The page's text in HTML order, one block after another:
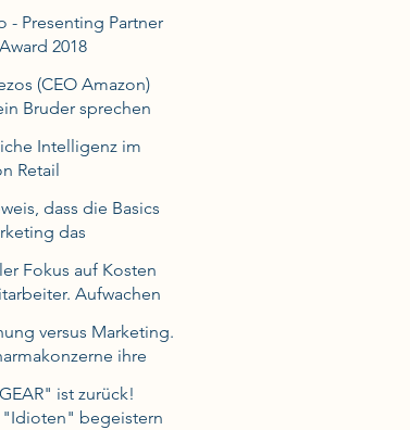
- Presenting Partner
2018
(CEO Amazon)
Bruder sprechen
Intelligenz im
Retail
dass die Basics
das
Fokus auf Kosten
Aufwachen
versus Marketing.
ihre
ist zurück!
"Idioten" begeistern